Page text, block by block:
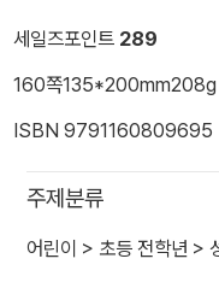
세일즈포인트 289
160쪽135*200mm208g
ISBN 9791160809695
주제분류
어린이 > 초등 전학년 >